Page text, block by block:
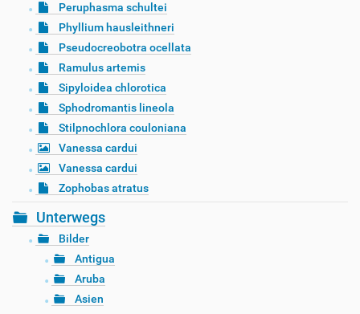
Peruphasma schultei
Phyllium hausleithneri
Pseudocreobotra ocellata
Ramulus artemis
Sipyloidea chlorotica
Sphodromantis lineola
Stilpnochlora couloniana
Vanessa cardui
Vanessa cardui
Zophobas atratus
Unterwegs
Bilder
Antigua
Aruba
Asien